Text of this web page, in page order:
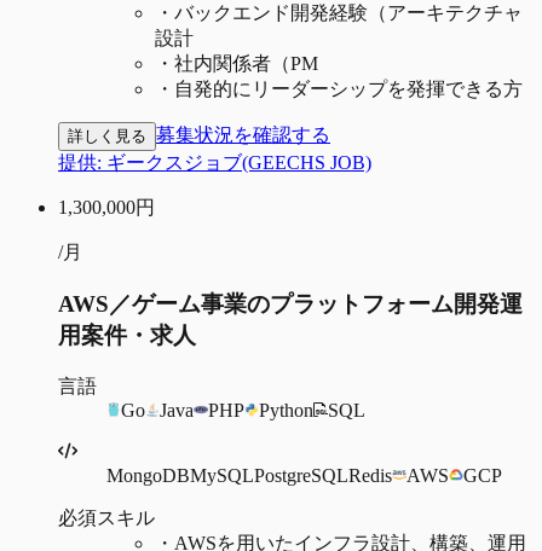
・ バックエンド開発経験（アーキテクチャ
設計
・ 社内関係者（PM
・ 自発的にリーダーシップを発揮できる方
詳しく見る 募集状況を確認する
提供: ギークスジョブ(GEECHS JOB)
1,300,000円
/月
AWS／ゲーム事業のプラットフォーム開発運
用案件・求人
言語
Go
Java PHP Python SQL
MongoDBMySQLPostgreSQLRedis AWS GCP
必須スキル
・ AWSを用いたインフラ設計、構築、運用